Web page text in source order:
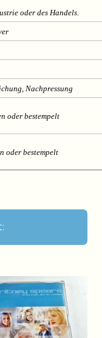
oder des Handels.
Nachpressung
oder bestempelt
oder bestempelt